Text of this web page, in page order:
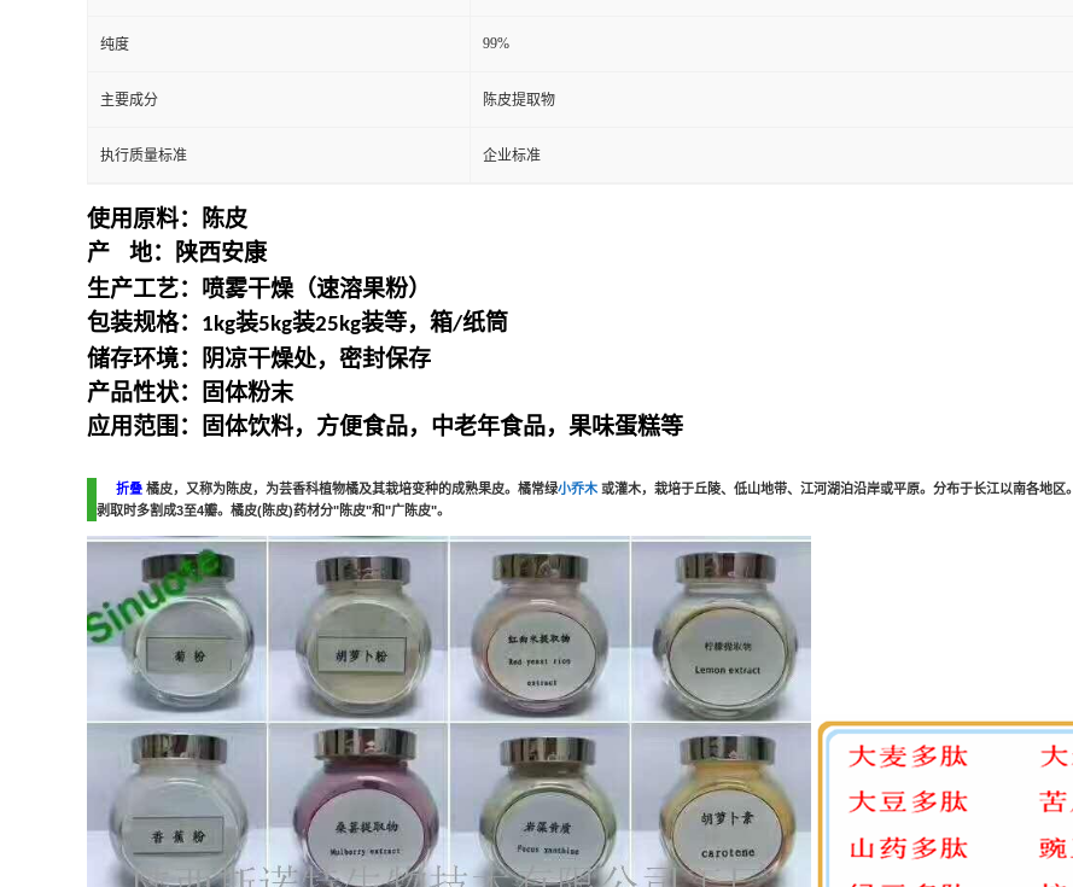
纯度 99%
主要成分 陈皮提取物
执行质量标准 企业标准
使用原料：
陈皮
产
地：
陕西安康
生产工艺：喷雾干燥（速溶果粉）
包装规格：
1kg装5kg装25kg装等，箱/纸筒
储存环境：阴凉干燥处，密封保存
产品性状：固体粉末
应用范围：固体饮料，方便食品，中老年食品，果味蛋糕等
折叠 橘皮，又称为陈皮，为芸香科植物橘及其栽培变种的成熟果皮。橘常绿小乔木 或灌木，栽培于丘陵、低山地带、江河湖泊沿岸或平原。分布于长江以南各地区。
剥取时多割成3至4瓣。橘皮(陈皮)药材分"陈皮"和"广陈皮"。